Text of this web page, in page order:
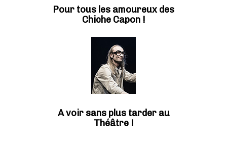
Pour tous les amoureux des
Chiche Capon !
A voir sans plus tarder au
Théâtre !